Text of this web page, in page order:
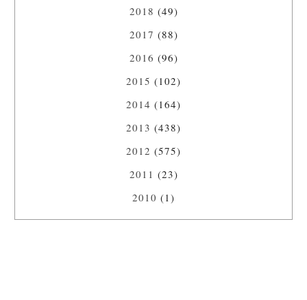
2018 (49)
2017 (88)
2016 (96)
2015 (102)
2014 (164)
2013 (438)
2012 (575)
2011 (23)
2010 (1)